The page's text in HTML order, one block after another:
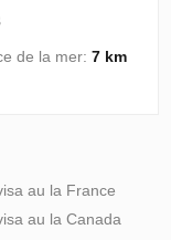
de la mer:7 km
au la France
au la Canada